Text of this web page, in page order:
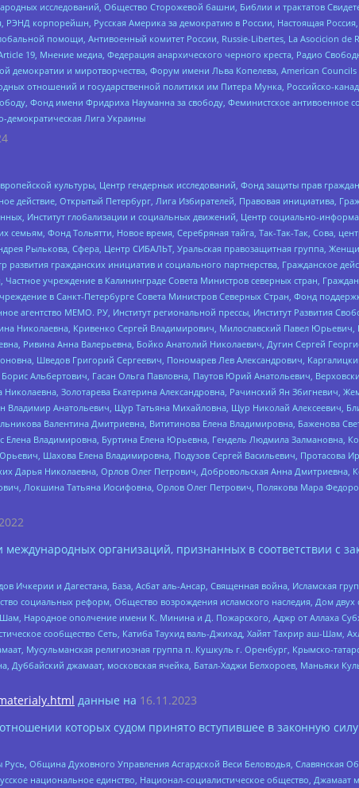
исследований, Общество Сторожевой башни, Библии и трактатов
корпорейшн, Русская Америка за демократию в России, Настоящая
помощи, Антивоенный комитет России, Russie-Libertes, La Asocicion de
19, Мнение медиа, Федерация анархического черного креста, Радио
и миротворчества, Форум имени Льва Копелева, American
отношений и государственной политики им Питера Мунка, Российско-
Фонд имени Фридриха Науманна за свободу, Феминистское антивоенное
Лига Украины
культуры, Центр гендерных исследований, Фонд защиты прав
Открытый Петербург, Лига Избирателей, Правовая инициатива,
Институт глобализации и социальных движений, Центр социально-
Фонд Тольятти, Новое время, Серебряная тайга, Так-Так-Так, Сова,
Рылькова, Сфера, Центр СИБАЛЬТ, Уральская правозащитная группа,
гражданских инициатив и социального партнерства, Гражданское
учреждение в Калининграде Совета Министров северных стран,
в Санкт-Петербурге Совета Министров Северных Стран, Фонд
агентство МЕМО. РУ, Институт региональной прессы, Институт Развития
Николаевна, Кривенко Сергей Владимирович, Милославский Павел
Ривина Анна Валерьевна, Бойко Анатолий Николаевич, Дугин Сергей
Шведов Григорий Сергеевич, Пономарев Лев Александрович,
Альбертович, Гасан Ольга Павловна, Паутов Юрий Анатольевич,
Золотарева Екатерина Александровна, Рачинский Ян Збигневич,
Владимир Анатольевич, Щур Татьяна Михайловна, Щур Николай Алексеевич,
Валентина Дмитриевна, Вититинова Елена Владимировна, Баженова
Елена Владимировна, Буртина Елена Юрьевна, Гендель Людмила Залмановна,
Шахова Елена Владимировна, Подузов Сергей Васильевич, Протасова
Николаевна, Орлов Олег Петрович, Добровольская Анна Дмитриевна,
Локшина Татьяна Иосифовна, Орлов Олег Петрович, Полякова Мара
организаций, признанных в соответствии с
и Дагестана, База, Асбат аль-Ансар, Священная война, Исламская
социальных реформ, Общество возрождения исламского наследия, Дом
Народное ополчение имени К. Минина и Д. Пожарского, Аджр от Аллаха
сообщество Сеть, Катиба Таухид валь-Джихад, Хайят Тахрир аш-Шам,
Мусульманская религиозная группа п. Кушкуль г. Оренбург, Крымско-
Дуббайский джамаат, московская ячейка, Батал-Хаджи Белхороев, Маньяки
данные на 16.11.2023
которых судом принято вступившее в законную
Община Духовного Управления Асгардской Веси Беловодья,
национальное единство, Национал-социалистическое общество,